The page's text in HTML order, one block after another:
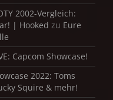
2002-Vergleich:
| Hooked zu Eure
Capcom Showcase!
2022: Toms
Squire & mehr!